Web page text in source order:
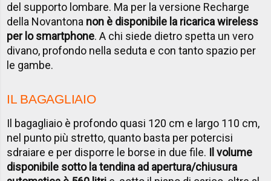
del supporto lombare. Ma per la versione Recharge
della Novantona non è disponibile la ricarica wireless
per lo smartphone. A chi siede dietro spetta un vero
divano, profondo nella seduta e con tanto spazio per
le gambe.
IL BAGAGLIAIO
Il bagagliaio è profondo quasi 120 cm e largo 110 cm,
nel punto più stretto, quanto basta per potercisi
sdraiare e per disporre le borse in due file. Il volume
disponibile sotto la tendina ad apertura/chiusura